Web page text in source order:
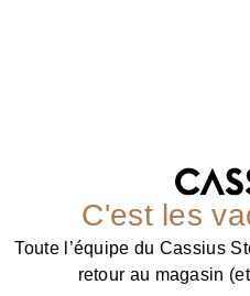
C'est les
Toute l’équipe du Cassius
retour au magasin